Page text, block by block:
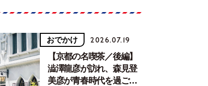
おでかけ 2026.07.19
【京都の名喫茶／後編】
澁澤龍彦が訪れ、森見登
美彦が青春時代を過ごし